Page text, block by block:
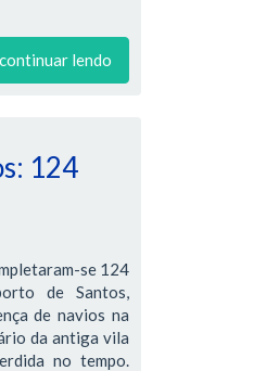
lendo
124
se 124
de Santos,
de navios na
da antiga vila
no tempo.